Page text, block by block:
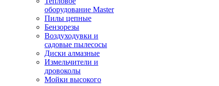
оборудование Master
Пилы цепные
Бензорезы
Воздуходувки и
садовые пылесосы
Диски алмазные
Измельчители и
дровоколы
Мойки высокого